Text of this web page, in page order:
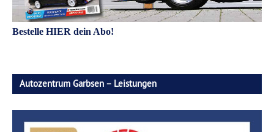
Bestelle HIER dein Abo!
Autozentrum Garbsen – Leistungen